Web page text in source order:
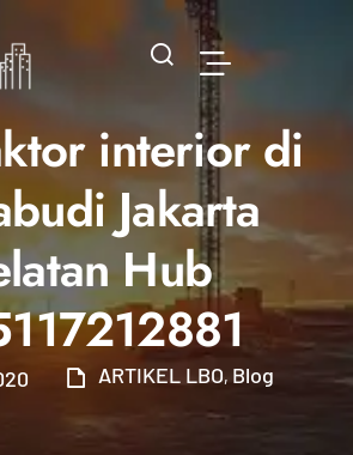
interior di
Jakarta
Hub
ARTIKEL LBO, Blog